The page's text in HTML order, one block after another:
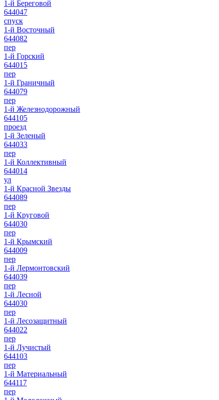
1-й Береговой
644047
спуск
1-й Восточный
644082
пер
1-й Горский
644015
пер
1-й Граничный
644079
пер
1-й Железнодорожный
644105
проезд
1-й Зеленый
644033
пер
1-й Коллективный
644014
ул
1-й Красной Звезды
644089
пер
1-й Круговой
644030
пер
1-й Крымский
644009
пер
1-й Лермонтовский
644039
пер
1-й Лесной
644030
пер
1-й Лесозащитный
644022
пер
1-й Лучистый
644103
пер
1-й Материальный
644117
пер